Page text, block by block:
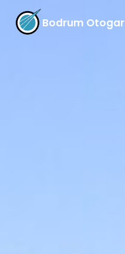
Bodrum Otogar